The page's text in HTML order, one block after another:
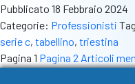
urlo:
tris
d’autore
in
Pubblicato 18 Febbraio 2024
Categorie: Professionisti
serie c, tabellino, triestina
Paginazione
Pagina 1 Pagina 2 Articoli